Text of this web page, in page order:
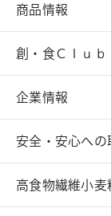
商品情報
創・食Ｃｌｕｂ
企業情報
安全・安心への
高食物繊維小麦